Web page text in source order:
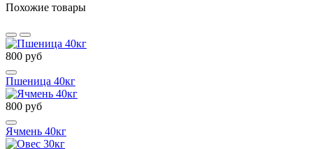
Похожие товары
800 руб
Пшеница 40кг
800 руб
Ячмень 40кг